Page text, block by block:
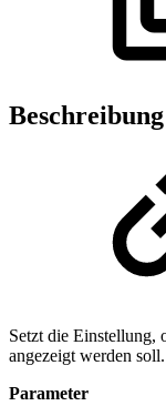
Beschreibung
Setzt die Einstellung,
angezeigt werden soll.
Parameter